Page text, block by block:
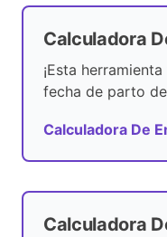
Calculadora
¡Esta
fecha de parto
Calculadora De
Calculadora